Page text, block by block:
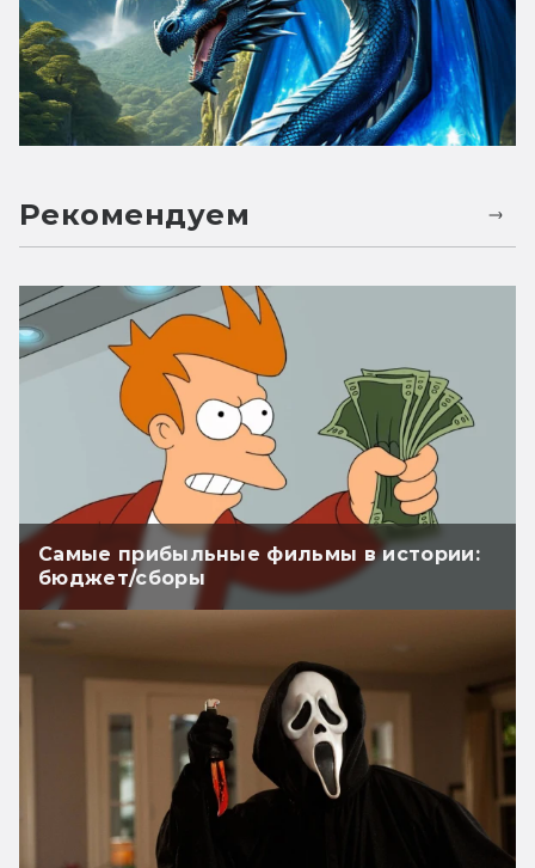
Рекомендуем
Самые прибыльные фильмы в истории:
бюджет/сборы